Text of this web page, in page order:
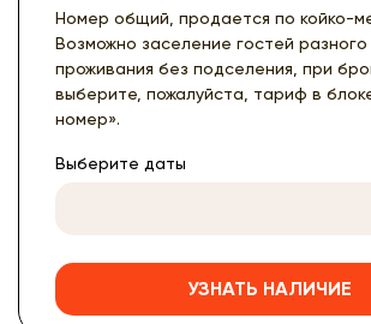
Номер общий, продается по койко-
Возможно заселение гостей
проживания без подселения, при
выберите, пожалуйста, тариф в
номер».
Выберите даты
УЗНАТЬ НАЛИЧИЕ